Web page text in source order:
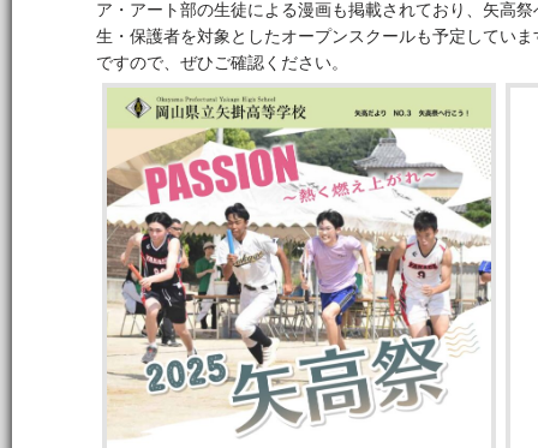
ア・アート部の生徒による漫画も掲載されており、矢高
生・保護者を対象としたオープンスクールも予定してい
ですので、ぜひご確認ください。